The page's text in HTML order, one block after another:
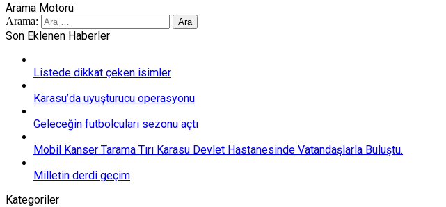
Arama Motoru
Arama:
Son Eklenen Haberler
Listede dikkat çeken isimler
Karasu’da uyuşturucu operasyonu
Geleceğin futbolcuları sezonu açtı
Mobil Kanser Tarama Tırı Karasu Devlet Hastanesinde Vatandaşlarla Buluştu.
Milletin derdi geçim
Kategoriler